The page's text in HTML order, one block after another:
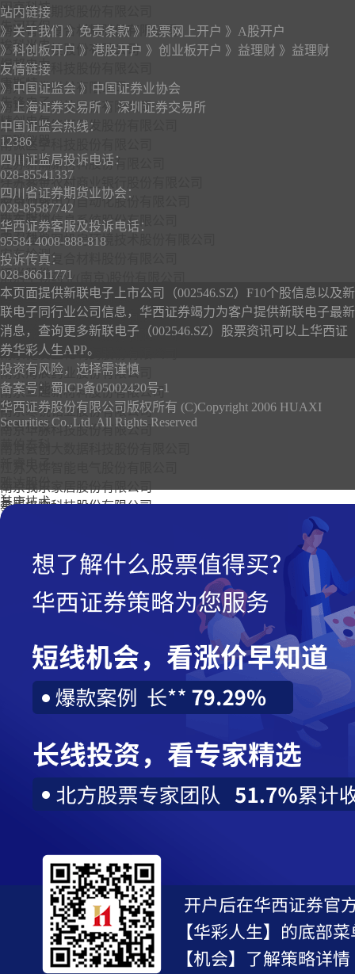
固高科技
先河环保
埃科光电
煜邦电力
康斯特
先锋电子
精创电气
天瑞仪器
三德科技
理工光科
必创科技
维宏股份
西力科技
安车检测
福光股份
东华测试
赛摩智能
波长光电
友讯达
汇中股份
山科智能
蓝盾光电
思看科技
基康技术
集智股份
远方信息
东方智造
容知日新
海能技术
秦川物联
天罡股份
海川智能
迈拓股份
常辅股份
莱赛激光
碧兴物联
创远信科
星辰科技
中寰股份
坤恒顺维
新芝生物
苏豪弘业期货股份有限公司
南京肯特复合材料股份有限公司
亿嘉和科技股份有限公司
南京聚隆科技股份有限公司
南京证券股份有限公司
南京药石科技股份有限公司
江苏省新能源开发股份有限公司
南微医学科技股份有限公司
江苏新瀚新材料股份有限公司
江苏紫金农村商业银行股份有限公司
南京灿能电力自动化股份有限公司
南京联迪信息系统股份有限公司
南京佳力图机房环境技术股份有限公司
南京沪江复合材料股份有限公司
前沿生物药业(南京)股份有限公司
江苏金融租赁股份有限公司
南京莱斯信息技术股份有限公司
江苏苏博特新材料股份有限公司
南京健友生化制药股份有限公司
南京海辰药业股份有限公司
南京三超新材料股份有限公司
南京寒锐钴业股份有限公司
南京华脉科技股份有限公司
南京我乐家居股份有限公司
基蛋生物科技股份有限公司
江苏龙蟠科技集团股份有限公司
南京奥联汽车电子电器股份有限公司
诚迈科技股份有限公司
南京迪威尔高端制造股份有限公司
江苏久吾高科技股份有限公司
莱绅通灵珠宝股份有限公司
江苏银行股份有限公司
江苏省广电有线信息网络股份有限公司
南京音飞储存设备(集团)股份有限公司
多伦科技股份有限公司
华设设计集团股份有限公司
苏交科集团股份有限公司
南京宝色股份公司
江苏三六五网络股份有限公司
焦点科技股份有限公司
南京普天通信股份有限公司
站内链接
》关于我们
》免责条款 》股票网上开户 》A股开户
》科创板开户 》港股开户 》创业板开户 》益理财 》益理财
友情链接
》中国证监会 》中国证券业协会
》上海证券交易所 》深圳证券交易所
中国证监会热线：
12386
四川证监局投诉电话：
028-85541337
四川省证券期货业协会：
028-85587742
华西证券客服及投诉电话：
95584 4008-888-818
投诉传真：
028-86611771
本页面提供新联电子上市公司（002546.SZ）F10个股信息以及新
联电子同行业公司信息，华西证券竭力为客户提供新联电子最新
消息，查询更多新联电子（002546.SZ）股票资讯可以上华西证
券华彩人生APP。
投资有风险，选择需谨慎
备案号： 蜀ICP备05002420号-1
华西证券股份有限公司版权所有 (C)Copyright 2006 HUAXI
Securities Co.,Ltd. All Rights Reserved
×